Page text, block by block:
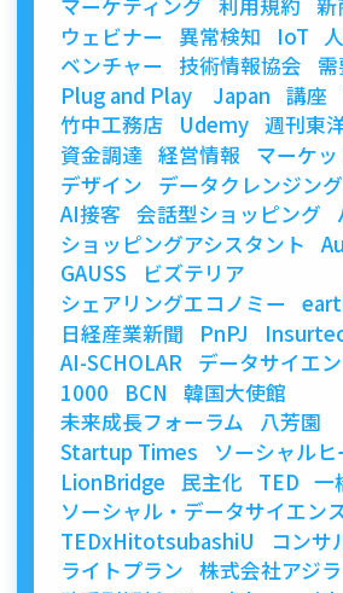
マーケティング 利用規約 新
ウェビナー
異常検知 IoT
ベンチャー
技術情報協会
Plug and Play Japan 講座
竹中工務店
Udemy 週刊東
資金調達 経営情報 マーケ
デザイン
データクレンジング
AI接客 会話型ショッピング
ショッピングアシスタント
GAUSS
ビズテリア
シェアリングエコノミー
日経産業新聞
PnPJ
AI-SCHOLAR データサイエ
1000
BCN
韓国大使館
未来成長フォーラム
八芳園
Startup Times
ソーシャル
LionBridge
民主化 TED 一
ソーシャル・データサイエン
TEDxHitotsubashiU
コンサ
ライトプラン 株式会社アジラ